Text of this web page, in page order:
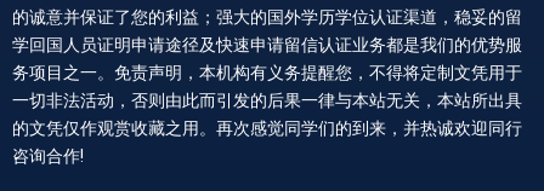
的诚意并保证了您的利益；强大的国外学历学位认证渠道，稳妥的留
学回国人员证明申请途径及快速申请留信认证业务都是我们的优势服
务项目之一。免责声明，本机构有义务提醒您，不得将定制文凭用于
一切非法活动，否则由此而引发的后果一律与本站无关，本站所出具
的文凭仅作观赏收藏之用。再次感觉同学们的到来，并热诚欢迎同行
咨询合作!